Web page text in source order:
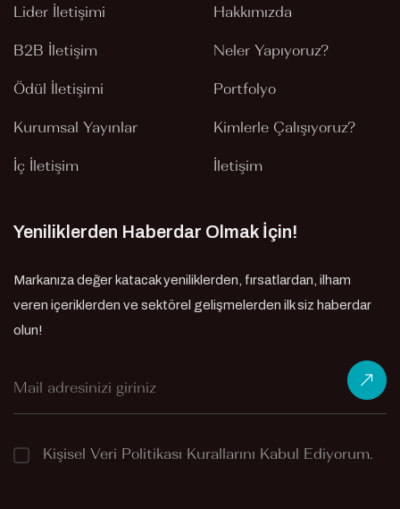
Lider İletişimi
B2B İletişim
Ödül İletişimi
Kurumsal Yayınlar
İç İletişim
Hakkımızda
Neler Yapıyoruz?
Portfolyo
Kimlerle Çalışıyoruz?
İletişim
Yeniliklerden Haberdar Olmak İçin!
Markanıza değer katacak yeniliklerden, fırsatlardan, ilham
veren içeriklerden ve sektörel gelişmelerden ilk siz haberdar
olun!
Kişisel Veri Politikası Kurallarını Kabul Ediyorum.